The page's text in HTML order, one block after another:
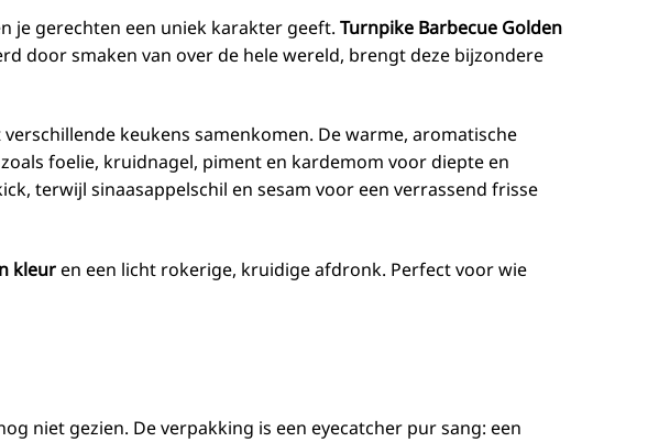
je gerechten een uniek karakter geeft.Turnpike Barbecue Golden
door smaken van over de hele wereld, brengt deze bijzondere
keukens samenkomen. De warme, aromatische
foelie, kruidnagel, piment en kardemom voor diepte en
terwijl sinaasappelschil en sesam voor een verrassend frisse
kleuren een licht rokerige, kruidige afdronk. Perfect voor wie
niet gezien. De verpakking is een eyecatcher pur sang: een